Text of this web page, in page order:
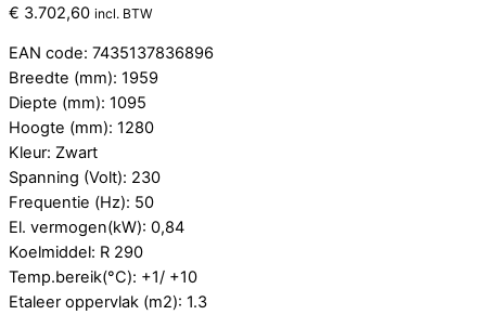
prijs
€ 4.250,00.€ 3.060,00.
€ 3.702,60 incl. BTW
EAN code: 7435137836896
Breedte (mm): 1959
Diepte (mm): 1095
Hoogte (mm): 1280
Kleur: Zwart
Spanning (Volt): 230
Frequentie (Hz): 50
El. vermogen(kW): 0,84
Koelmiddel: R 290
Temp.bereik(°C): +1/ +10
Etaleer oppervlak (m2): 1.3